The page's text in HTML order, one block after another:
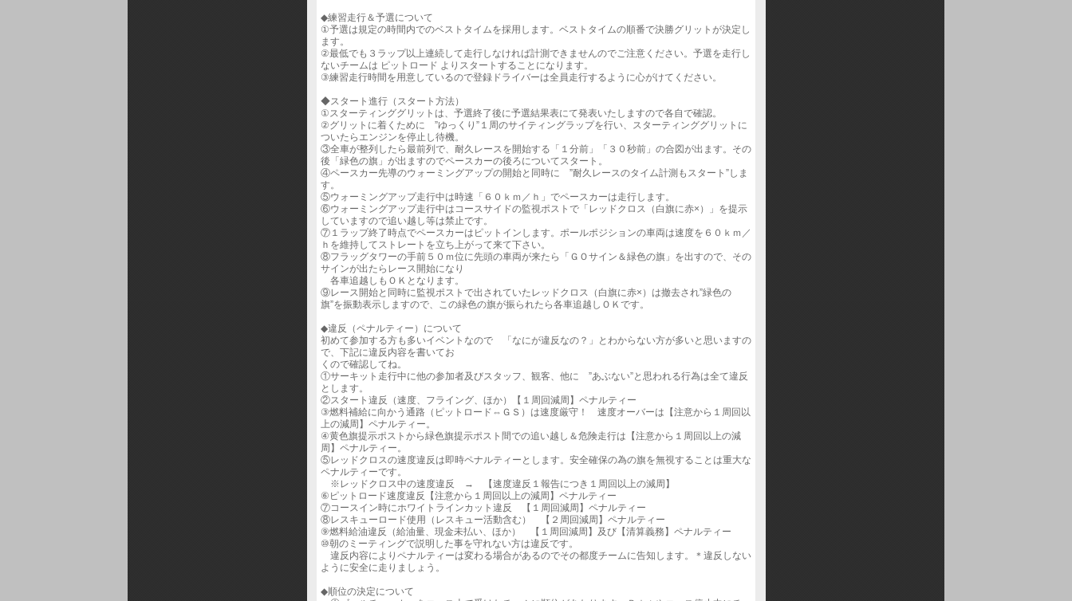
◆練習走行＆予選について
①予選は規定の時間内でのベストタイムを採用します。ベストタイムの順番で決勝グリットが決定し
ます。
②最低でも３ラップ以上連続して走行しなければ計測できませんのでご注意ください。予選を走行し
ないチームは ピットロード よりスタートすることになります。
③練習走行時間を用意しているので登録ドライバーは全員走行するように心がけてください。
◆スタート進行（スタート方法）
①スターティンググリットは、予選終了後に予選結果表にて発表いたしますので各自で確認。
②グリットに着くために ”ゆっくり”１周のサイティングラップを行い、スターティンググリットに
ついたらエンジンを停止し待機。
③全車が整列したら最前列で、耐久レースを開始する「１分前」「３０秒前」の合図が出ます。その
後「緑色の旗」が出ますのでペースカーの後ろについてスタート。
④ペースカー先導のウォーミングアップの開始と同時に ”耐久レースのタイム計測もスタート”しま
す。
⑤ウォーミングアップ走行中は時速「６０ｋｍ／ｈ」でペースカーは走行します。
⑥ウォーミングアップ走行中はコースサイドの監視ポストで「レッドクロス（白旗に赤×）」を提示
していますので追い越し等は禁止です。
⑦１ラップ終了時点でペースカーはピットインします。ポールポジションの車両は速度を６０ｋｍ／
ｈを維持してストレートを立ち上がって来て下さい。
⑧フラッグタワーの手前５０ｍ位に先頭の車両が来たら「ＧＯサイン＆緑色の旗」を出すので、その
サインが出たらレース開始になり
各車追越しもＯＫとなります。
⑨レース開始と同時に監視ポストで出されていたレッドクロス（白旗に赤×）は撤去され”緑色の
旗”を振動表示しますので、この緑色の旗が振られたら各車追越しＯＫです。
◆違反（ペナルティー）について
初めて参加する方も多いイベントなので 「なにが違反なの？」とわからない方が多いと思いますの
で、下記に違反内容を書いてお
くので確認してね。
①サーキット走行中に他の参加者及びスタッフ、観客、他に ”あぶない”と思われる行為は全て違反
とします。
②スタート違反（速度、フライング、ほか）【１周回減周】ペナルティー
③燃料補給に向かう通路（ピットロード⇔ＧＳ）は速度厳守！ 速度オーバーは【注意から１周回以
上の減周】ペナルティー。
④黄色旗提示ポストから緑色旗提示ポスト間での追い越し＆危険走行は【注意から１周回以上の減
周】ペナルティー。
⑤レッドクロスの速度違反は即時ペナルティーとします。安全確保の為の旗を無視することは重大な
ペナルティーです。
※レッドクロス中の速度違反 → 【速度違反１報告につき１周回以上の減周】
⑥ピットロード速度違反【注意から１周回以上の減周】ペナルティー
⑦コースイン時にホワイトラインカット違反 【１周回減周】ペナルティー
⑧レスキューロード使用（レスキュー活動含む） 【２周回減周】ペナルティー
⑨燃料給油違反（給油量、現金未払い、ほか） 【１周回減周】及び【清算義務】ペナルティー
⑩朝のミーティングで説明した事を守れない方は違反です。
違反内容によりペナルティーは変わる場合があるのでその都度チームに告知します。＊違反しない
ように安全に走りましょう。
◆順位の決定について